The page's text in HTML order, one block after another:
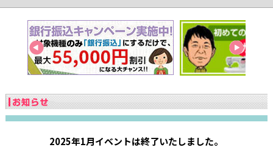
2025年1月イベントは終了いたしました。